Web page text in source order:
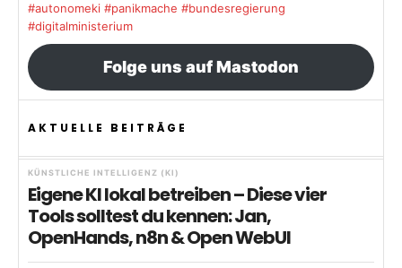
#autonomeki #panikmache #bundesregierung
#digitalministerium
Folge uns auf Mastodon
AKTUELLE BEITRÄGE
KÜNSTLICHE INTELLIGENZ (KI)
Eigene KI lokal betreiben – Diese vier
Tools solltest du kennen: Jan,
OpenHands, n8n & Open WebUI